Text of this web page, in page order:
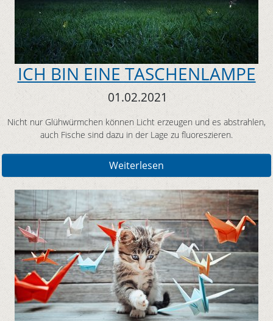
ICH BIN EINE TASCHENLAMPE
01.02.2021
Nicht nur Glühwürmchen können Licht erzeugen und es abstrahlen,
auch Fische sind dazu in der Lage zu fluoreszieren.
Weiterlesen